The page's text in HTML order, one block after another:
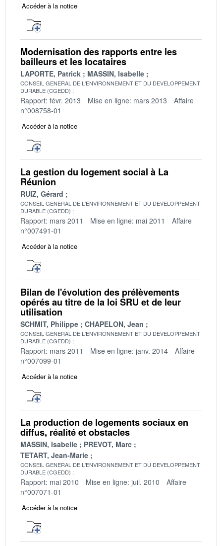
Accéder à la notice
Modernisation des rapports entre les
bailleurs et les locataires
LAPORTE, Patrick MASSIN, Isabelle
CONSEIL GENERAL DE L'ENVIRONNEMENT ET DU DEVELOPPEMENT
DURABLE (CGEDD)
Rapport: févr. 2013 Mise en ligne: mars 2013
Affaire
n°008758-01
Accéder à la notice
La gestion du logement social à La
Réunion
RUIZ, Gérard
CONSEIL GENERAL DE L'ENVIRONNEMENT ET DU DEVELOPPEMENT
DURABLE (CGEDD)
Rapport: mars 2011 Mise en ligne: mai 2011
Affaire
n°007491-01
Accéder à la notice
Bilan de l'évolution des prélèvements
opérés au titre de la loi SRU et de leur
utilisation
SCHMIT, Philippe CHAPELON, Jean
CONSEIL GENERAL DE L'ENVIRONNEMENT ET DU DEVELOPPEMENT
DURABLE (CGEDD)
Rapport: mars 2011 Mise en ligne: janv. 2014
Affaire
n°007099-01
Accéder à la notice
La production de logements sociaux en
diffus, réalité et obstacles
MASSIN, Isabelle
PREVOT, Marc
TETART, Jean-Marie
CONSEIL GENERAL DE L'ENVIRONNEMENT ET DU DEVELOPPEMENT
DURABLE (CGEDD)
Rapport: mai 2010 Mise en ligne: juil. 2010
Affaire
n°007071-01
Accéder à la notice